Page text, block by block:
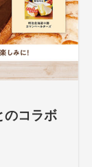
のコラボ